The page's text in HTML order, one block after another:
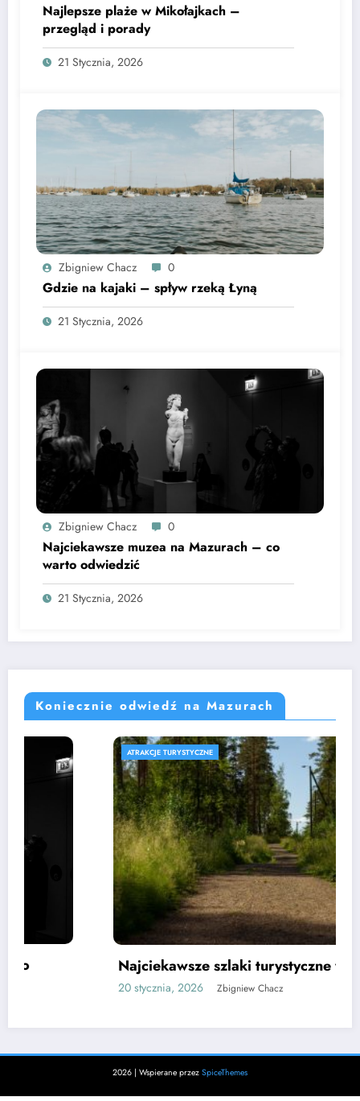
Najlepsze plaże w Mikołajkach –
przegląd i porady
21 Stycznia, 2026
Zbigniew Chacz 0
Gdzie na kajaki – spływ rzeką Łyną
21 Stycznia, 2026
Zbigniew Chacz 0
Najciekawsze muzea na Mazurach – co
warto odwiedzić
21 Stycznia, 2026
Koniecznie odwiedź na Mazurach
ATRAKCJE TURYSTYCZNE
Najciekawsze szlaki turystyczne w Mrągowie
Zbigniew Chacz
2026 | Wspierane przez SpiceThemes